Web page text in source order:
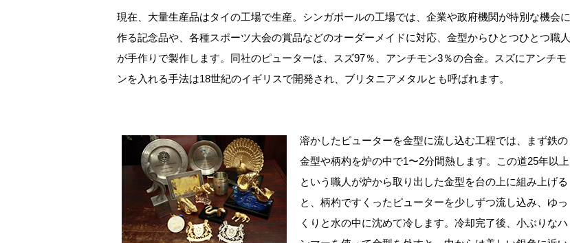
現在、大量生産品はタイの工場で生産。シンガポールの工場では、企業や政府機関が特別な機会に
作る記念品や、各種スポーツ大会の賞品などのオーダーメイドに対応、金型からひとつひとつ職人
が手作りで製作します。同社のピューターは、スズ97％、アンチモン3％の合金。スズにアンチモ
ンを入れる手法は18世紀のイギリスで開発され、ブリタニアメタルとも呼ばれます。
溶かしたピューターを金型に流し込む工程では、まず鉄の
金型や柄杓を炉の中で1〜2分間熱します。この道25年以上
という職人が炉から取り出した金型を台の上に組み上げる
と、柄杓ですくったピューターを少しずつ流し込み、ゆっ
くりと水の中に沈めて冷します。冷却完了後、小ぶりなハ